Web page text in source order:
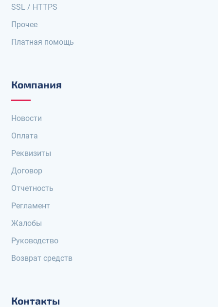
SSL / HTTPS
Прочее
Платная помощь
Компания
Новости
Оплата
Реквизиты
Договор
Отчетность
Регламент
Жалобы
Руководство
Возврат средств
Контакты